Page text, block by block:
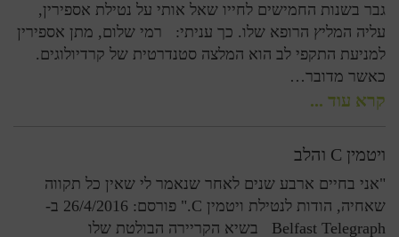
גבר בשנות החמישים לחייו שאל אותי על נטילת אספירין,
עליה המליץ הרופא שלו. כך עניתי: רמי שלום, מתן אספירין
למניעת התקפי לב הוא המלצה סטנדרטית של קרדיולוגים.
כאשר מדובר…
קרא עוד ...
ויטמין C והלב
"אני בחיים ארבע שנים לאחר שנאמר לי שאין כל תקווה
שאחיה, הודות לנטילת ויטמין C." פורסם: 26/4/2016 ב-
Belfast Telegraph בשיא הקריירה הבולטת שלו